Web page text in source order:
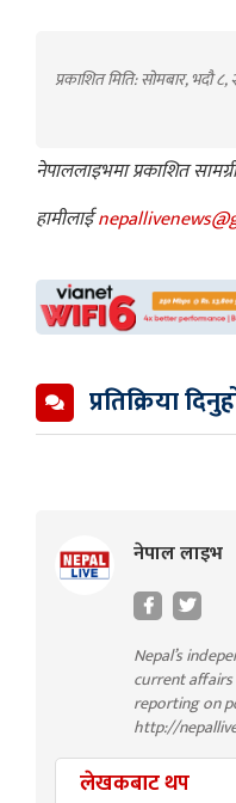
प्रकाशित मिति: सोमबार, भदौ
नेपाललाइभमा प्रकाशित
हामीलाई
प्रतिक्रिया
नेपाल लाइभ
Nepal’s
current
reporting on
http://
लेखकबाट थप